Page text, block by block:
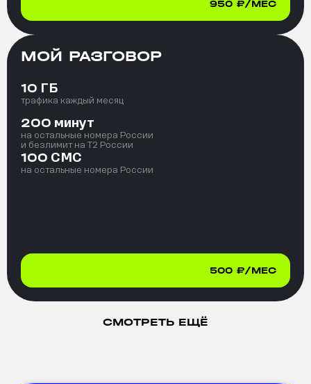
950 ₽/МЕС
МОЙ РАЗГОВОР
10 ГБ
трафика каждый месяц
200 минут
на остальные номера России
и безлимит на T2 России
100 СМС
на остальные номера России
500 ₽/МЕС
СМОТРЕТЬ ЕЩЁ